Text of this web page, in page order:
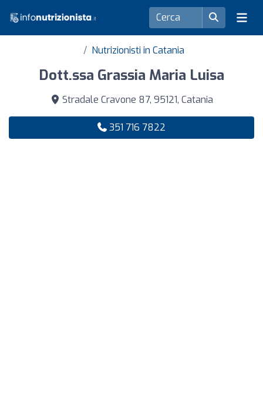
Nutrizionisti in Catania
Dott.ssa Grassia Maria Luisa
Stradale Cravone 87, 95121, Catania
351 716 7822